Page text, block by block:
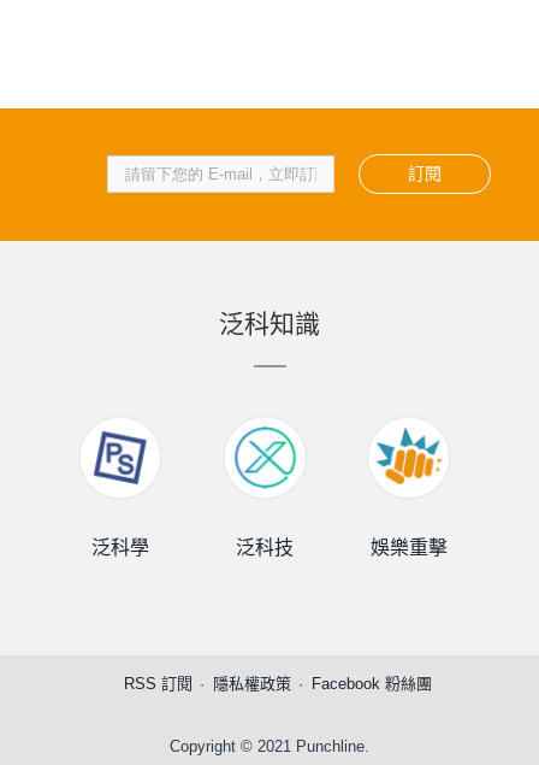
訂閱
泛科知識
泛科學 泛科技 娛樂重擊
RSS 訂閱 隱私權政策 Facebook 粉絲團
Copyright © 2021 Punchline.